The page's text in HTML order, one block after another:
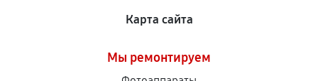
Карта сайта
Мы ремонтируем